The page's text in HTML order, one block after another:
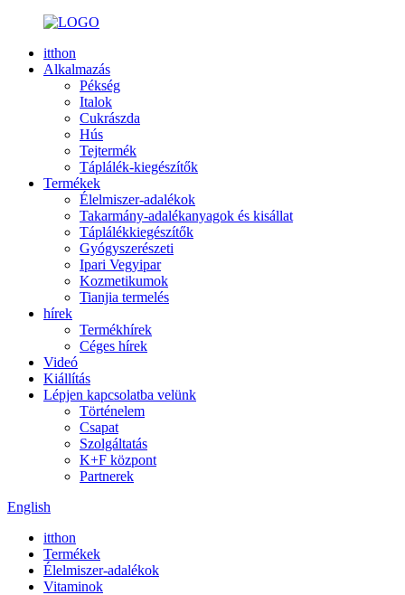
itthon
Alkalmazás
Pékség
Italok
Cukrászda
Hús
Tejtermék
Táplálék-kiegészítők
Termékek
Élelmiszer-adalékok
Takarmány-adalékanyagok és kisállat
Táplálékkiegészítők
Gyógyszerészeti
Ipari Vegyipar
Kozmetikumok
Tianjia termelés
hírek
Termékhírek
Céges hírek
Videó
Kiállítás
Lépjen kapcsolatba velünk
Történelem
Csapat
Szolgáltatás
K+F központ
Partnerek
English
itthon
Termékek
Élelmiszer-adalékok
Vitaminok